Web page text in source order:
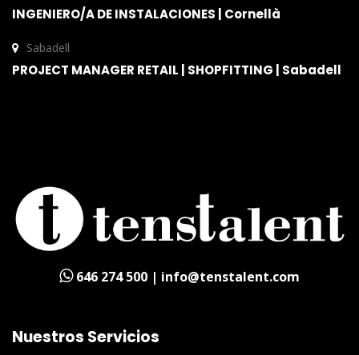
INGENIERO/A DE INSTALACIONES | Cornellà
Sabadell
PROJECT MANAGER RETAIL | SHOPFITTING | Sabadell
646 274 500 | info@tenstalent.com
Nuestros Servicios